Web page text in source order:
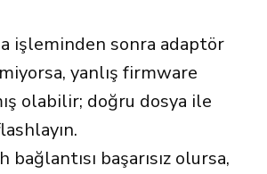
işleminden sonra adaptör
yanlış firmware
olabilir; doğru dosya ile
başarısız olursa,